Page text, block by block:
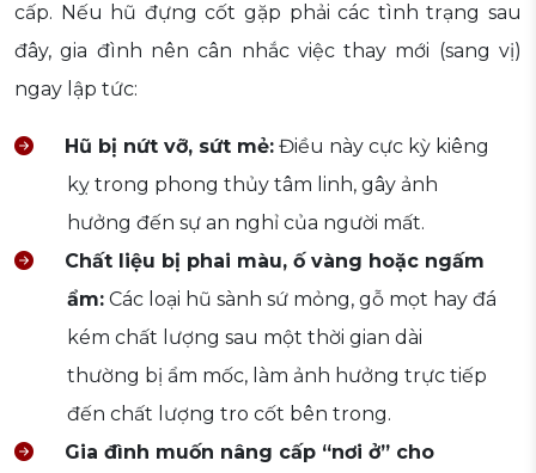
cấp. Nếu hũ đựng cốt gặp phải các tình trạng sau
đây, gia đình nên cân nhắc việc thay mới (sang vị)
ngay lập tức:
Hũ bị nứt vỡ, sứt mẻ: Điều này cực kỳ kiêng
kỵ trong phong thủy tâm linh, gây ảnh
hưởng đến sự an nghỉ của người mất.
Chất liệu bị phai màu, ố vàng hoặc ngấm
ẩm: Các loại hũ sành sứ mỏng, gỗ mọt hay đá
kém chất lượng sau một thời gian dài
thường bị ẩm mốc, làm ảnh hưởng trực tiếp
đến chất lượng tro cốt bên trong.
Gia đình muốn nâng cấp “nơi ở” cho